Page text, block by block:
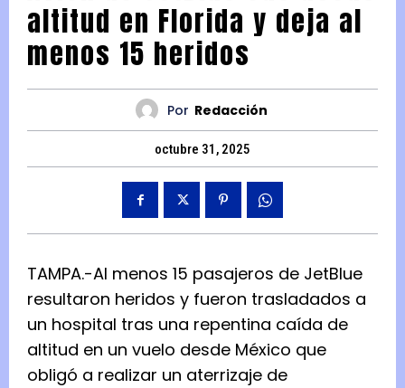
altitud en Florida y deja al
menos 15 heridos
Por Redacción
octubre 31, 2025
TAMPA.-Al menos 15 pasajeros de JetBlue
resultaron heridos y fueron trasladados a
un hospital tras una repentina caída de
altitud en un vuelo desde México que
obligó a realizar un aterrizaje de